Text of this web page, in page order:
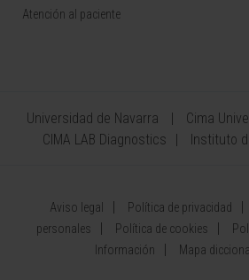
Atención al paciente
Universidad de Navarra
Cima
CIMA LAB Diagnostics
Instituto
Aviso legal Política de privacidad
personales
Política de cookies
Información
Mapa